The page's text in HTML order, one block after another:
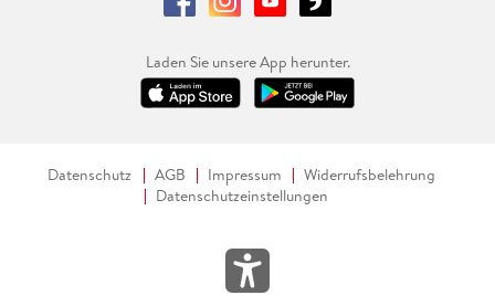
Laden Sie unsere App herunter.
Datenschutz AGB Impressum
Widerrufsbelehrung
Datenschutzeinstellungen